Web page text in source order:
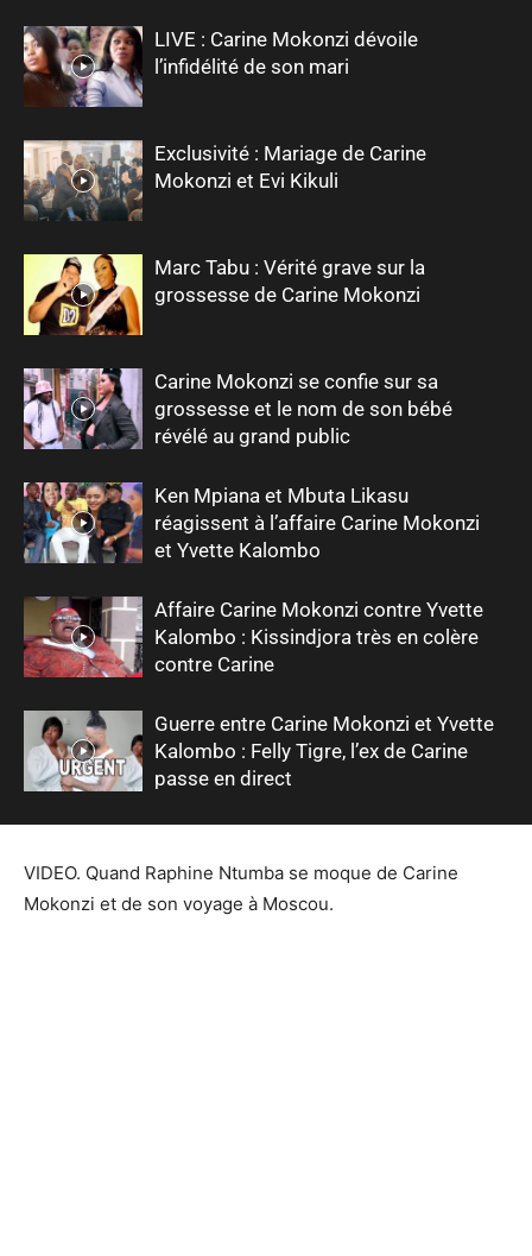
LIVE : Carine Mokonzi dévoile
l’infidélité de son mari
Exclusivité : Mariage de Carine
Mokonzi et Evi Kikuli
Marc Tabu : Vérité grave sur la
grossesse de Carine Mokonzi
Carine Mokonzi se confie sur sa
grossesse et le nom de son bébé
révélé au grand public
Ken Mpiana et Mbuta Likasu
réagissent à l’affaire Carine Mokonzi
et Yvette Kalombo
Affaire Carine Mokonzi contre Yvette
Kalombo : Kissindjora très en colère
contre Carine
Guerre entre Carine Mokonzi et Yvette
Kalombo : Felly Tigre, l’ex de Carine
passe en direct
VIDEO. Quand Raphine Ntumba se moque de Carine
Mokonzi et de son voyage à Moscou.